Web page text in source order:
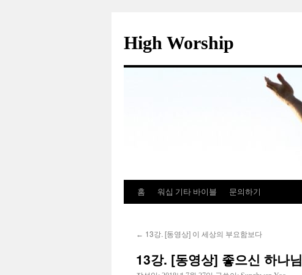
츠
로
High Worship
홈 워십 기타 바이블 문의하기
← 13강. [동영상] 이 세상의 부요함보다
13강. [동영상] 좋으신 하나님